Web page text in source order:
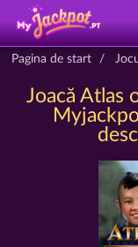
Pagina de start
Joacă Atlas